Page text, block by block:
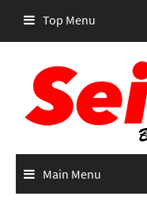
content
Top Menu
Main Menu